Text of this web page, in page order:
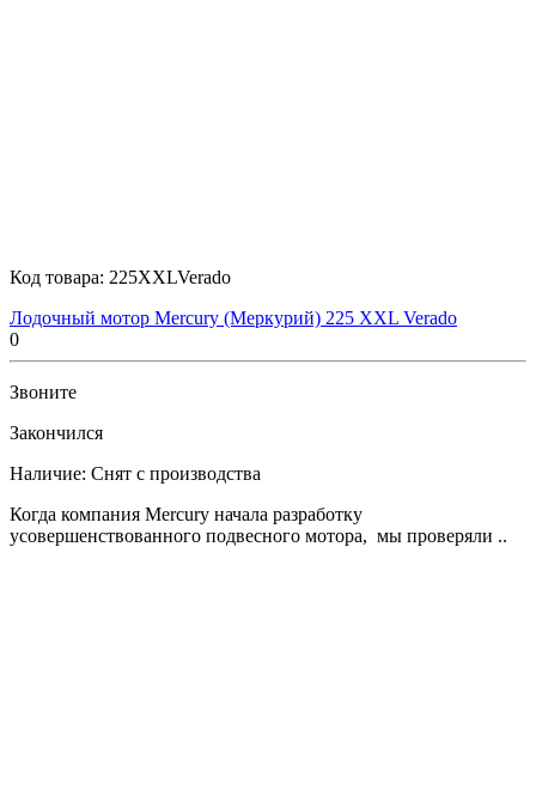
Код товара: 225XXLVerado
Лодочный мотор Mercury (Меркурий) 225 XXL Verado
0
Звоните
Закончился
Наличие: Снят с производства
Когда компания Mercury начала разработку
усовершенствованного подвесного мотора, мы проверяли ..